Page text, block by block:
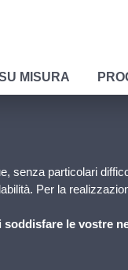
MISURA
senza particolari
Per la
le vostre